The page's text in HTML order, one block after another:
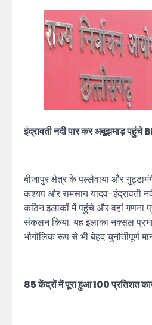
इंद्रावती नदी पार कर अबूझमाड़ पहुंचे
बीजापुर क्षेत्र के पल्लेवाया और
कश्यप और रामसाय यादव-इंद्रावती
कठिन इलाकों में पहुंचे और वहां गणना
संकलन किया. यह इलाका नक्सल
भौगोलिक रूप से भी बेहद चुनौतीपूर्ण
85 केंद्रों में पूरा हुआ 100 प्रतिशत